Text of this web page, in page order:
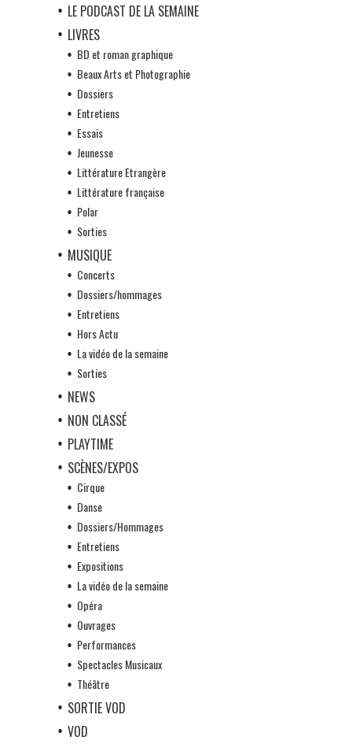
LE PODCAST DE LA SEMAINE
LIVRES
BD et roman graphique
Beaux Arts et Photographie
Dossiers
Entretiens
Essais
Jeunesse
Littérature Etrangère
Littérature française
Polar
Sorties
MUSIQUE
Concerts
Dossiers/hommages
Entretiens
Hors Actu
La vidéo de la semaine
Sorties
NEWS
NON CLASSÉ
PLAYTIME
SCÈNES/EXPOS
Cirque
Danse
Dossiers/Hommages
Entretiens
Expositions
La vidéo de la semaine
Opéra
Ouvrages
Performances
Spectacles Musicaux
Théâtre
SORTIE VOD
VOD